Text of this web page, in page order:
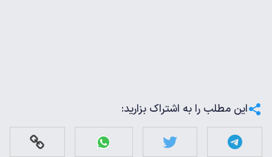
این مطلب را به اشتراک بزارید: